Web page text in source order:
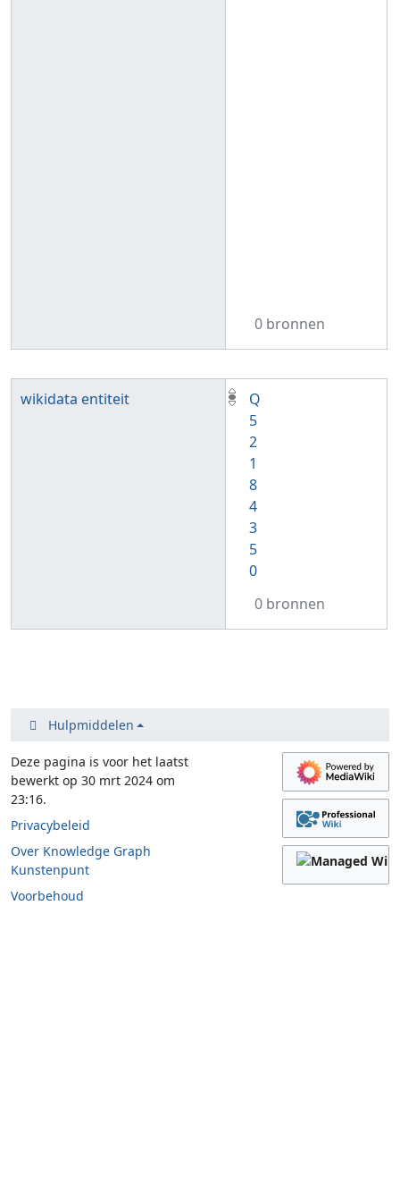
0 bronnen
wikidata entiteit
Q
5
2
1
8
4
3
5
0
0 bronnen
Hulpmiddelen
Deze pagina is voor het laatst
bewerkt op 30 mrt 2024 om
23:16.
Privacybeleid
Over Knowledge Graph
Kunstenpunt
Voorbehoud